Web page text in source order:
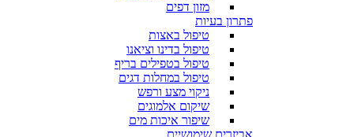
מזון דפים
פתרון בעיות
טיפול באצות
טיפול בדינו וציאנו
טיפול בטפילים בריף
טיפול במחלות דגים
ניקוי מצע ורפש
שיקום אלמוגים
שיפור איכות מים
אביזרים שימושיים